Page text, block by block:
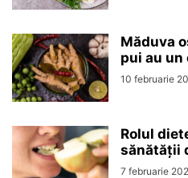
Măduva
pui au
10 februarie
Rolul
sănătății
7 februarie